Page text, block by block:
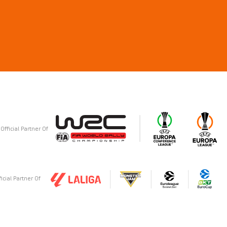
Official Partner Of
Partner Of